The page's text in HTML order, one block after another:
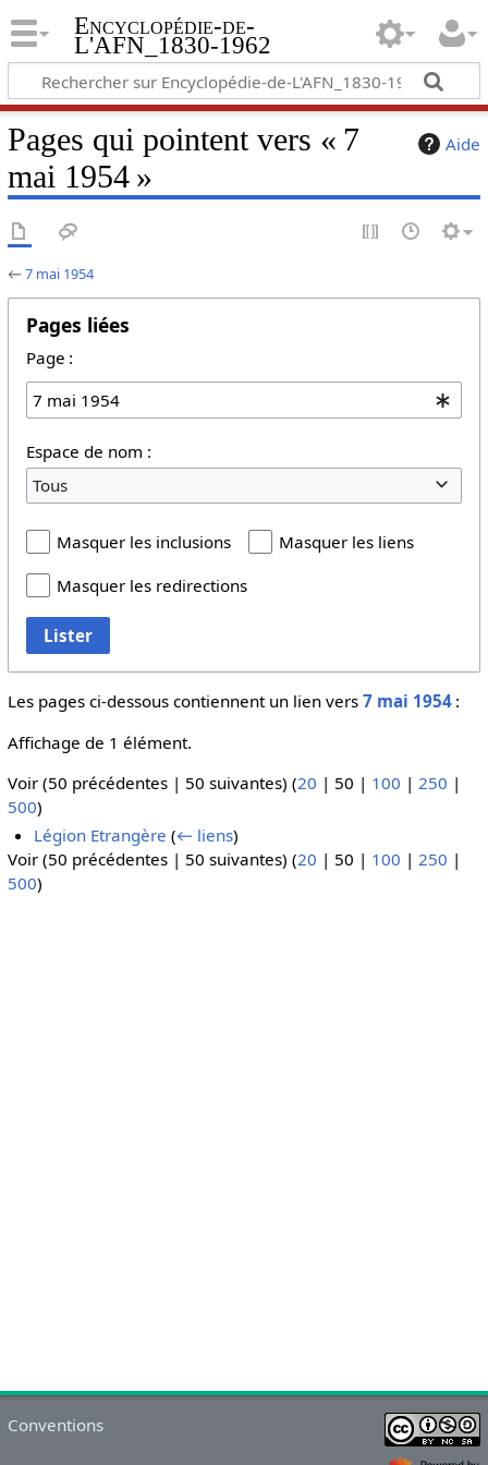
Encyclopédie-de-
L'AFN_1830-1962
Aide
Pages qui pointent vers « 7
mai 1954 »
←7 mai 1954
Pages liées
Page :
Espace de nom :
Tous
Masquer les inclusions
Masquer les liens
Masquer les redirections
Lister
Les pages ci-dessous contiennent un lien vers 7 mai 1954:
Affichage de 1 élément.
Voir (50 précédentes| 50 suivantes) (20 | 50 | 100 | 250 |
500)
Légion Etrangère (← liens)
Voir (50 précédentes| 50 suivantes) (20 | 50 | 100 | 250 |
500)
Conventions